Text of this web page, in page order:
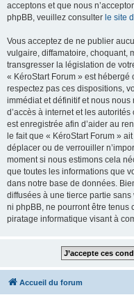
acceptons et que nous
phpBB, veuillez consulter le site
Vous acceptez de ne publier
vulgaire, diffamatoire, choquant,
transgresser la législation de
« KéroStart Forum » est
respectez pas ces dispositions,
immédiat et définitif et nous nous
d’accès à internet et les
est enregistrée afin d’aider au
le fait que « KéroStart Forum »
déplacer ou de verrouiller
moment si nous estimons cela
que toutes les informations que
dans notre base de données.
diffusées à une tierce partie
ni phpBB, ne pourront être tenus
piratage informatique visant à
Accueil du forum